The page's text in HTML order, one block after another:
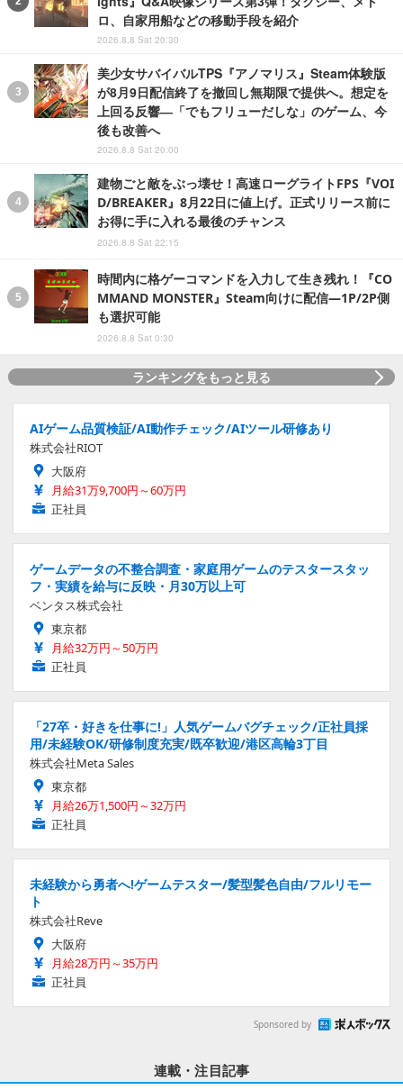
ロ、自家用船などの移動手段を紹介
2026.8.8 Sat 20:30
美少女サバイバルTPS『アノマリス』Steam体験版
が8月9日配信終了を撤回し無期限で提供へ。想定を
上回る反響―「でもフリューだしな」のゲーム、今
後も改善へ
2026.8.8 Sat 20:00
建物ごと敵をぶっ壊せ！高速ローグライトFPS『VOI
D/BREAKER』8月22日に値上げ。正式リリース前に
お得に手に入れる最後のチャンス
2026.8.8 Sat 22:15
時間内に格ゲーコマンドを入力して生き残れ！『CO
MMAND MONSTER』Steam向けに配信―1P/2P側
も選択可能
2026.8.8 Sat 0:30
ランキングをもっと見る
AIゲーム品質検証/AI動作チェック/AIツール研修あり
株式会社RIOT
大阪府
月給31万9,700円～60万円
正社員
ゲームデータの不整合調査・家庭用ゲームのテスタースタッ
フ・実績を給与に反映・月30万以上可
ベンタス株式会社
東京都
月給32万円～50万円
正社員
「27卒・好きを仕事に!」人気ゲームバグチェック/正社員採
用/未経験OK/研修制度充実/既卒歓迎/港区高輪3丁目
株式会社Meta Sales
東京都
月給26万1,500円～32万円
正社員
未経験から勇者へ!ゲームテスター/髪型髪色自由/フルリモー
ト
株式会社Reve
大阪府
月給28万円～35万円
正社員
Sponsored by
連載・注目記事